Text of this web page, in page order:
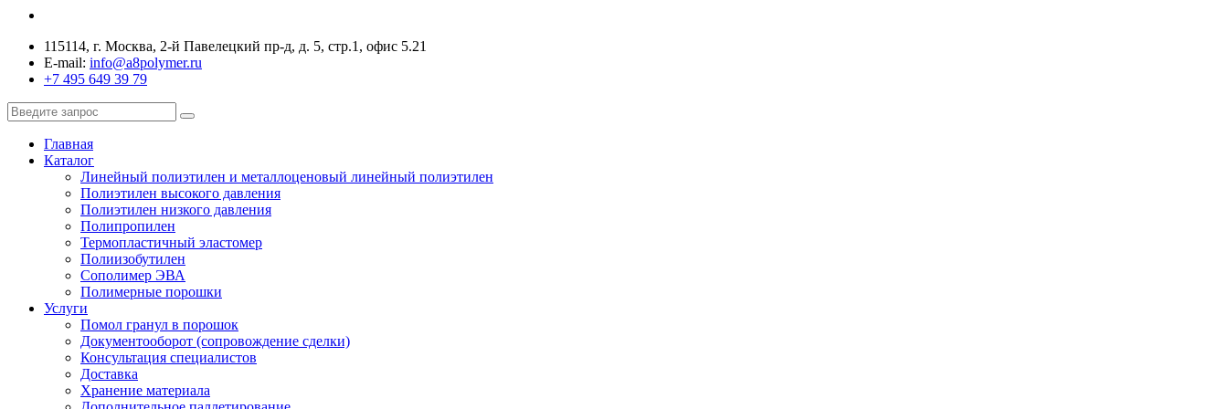
115114, г. Москва, 2-й Павелецкий пр-д, д. 5, стр.1, офис 5.21
E-mail: info@a8polymer.ru
+7 495 649 39 79
Главная
Каталог
Линейный полиэтилен и металлоценовый линейный полиэтилен
Полиэтилен высокого давления
Полиэтилен низкого давления
Полипропилен
Термопластичный эластомер
Полиизобутилен
Сополимер ЭВА
Полимерные порошки
Услуги
Помол гранул в порошок
Документооборот (сопровождение сделки)
Консультация специалистов
Доставка
Хранение материала